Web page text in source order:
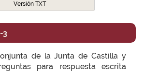
Versión TXT
3
de la Junta de Castilla y
para respuesta escrita